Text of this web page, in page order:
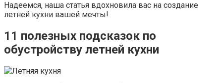
Надеемся, наша статья вдохновила вас на создание
летней кухни вашей мечты!
11 полезных подсказок по
обустройству летней кухни